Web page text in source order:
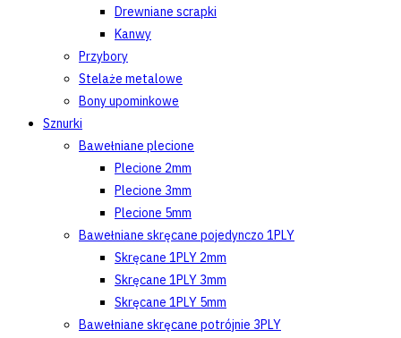
Drewniane scrapki
Kanwy
Przybory
Stelaże metalowe
Bony upominkowe
Sznurki
Bawełniane plecione
Plecione 2mm
Plecione 3mm
Plecione 5mm
Bawełniane skręcane pojedynczo 1PLY
Skręcane 1PLY 2mm
Skręcane 1PLY 3mm
Skręcane 1PLY 5mm
Bawełniane skręcane potrójnie 3PLY